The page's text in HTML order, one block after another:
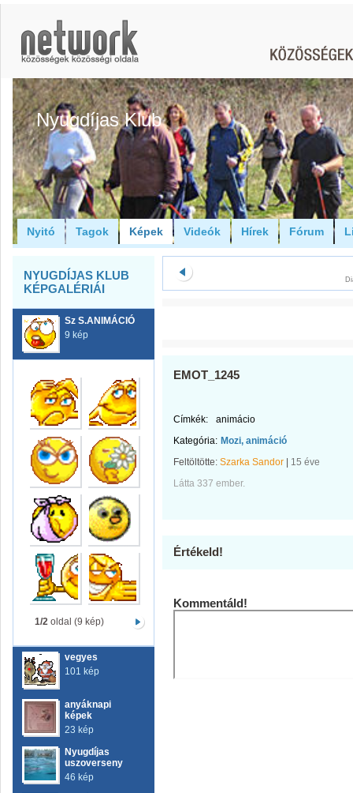
Nyugdíjas Klub
Nyitó Tagok Képek Videók Hírek Fórum
NYUGDÍJAS KLUB
KÉPGALÉRIÁI
Sz S.ANIMÁCIÓ
9 kép
1/2 oldal (9 kép)
vegyes
101 kép
anyáknapi
képek
23 kép
Nyugdíjas
uszoverseny
46 kép
EMOT_1245
Címkék:
animácio
Kategória: Mozi, animáció
Feltöltötte: Szarka Sandor
15 éve
Látta 337 ember.
Értékeld!
Kommentáld!